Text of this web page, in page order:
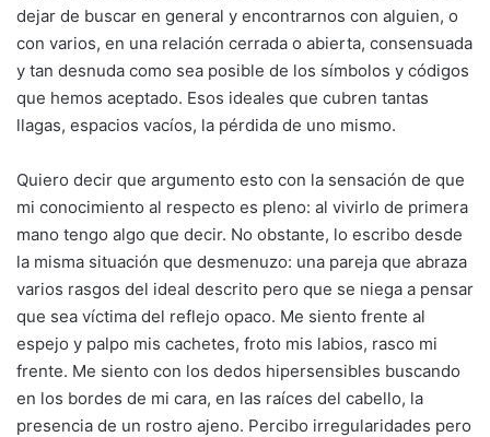
dejar de buscar en general y encontrarnos con alguien, o
con varios, en una relación cerrada o abierta, consensuada
y tan desnuda como sea posible de los símbolos y códigos
que hemos aceptado. Esos ideales que cubren tantas
llagas, espacios vacíos, la pérdida de uno mismo.
Quiero decir que argumento esto con la sensación de que
mi conocimiento al respecto es pleno: al vivirlo de primera
mano tengo algo que decir. No obstante, lo escribo desde
la misma situación que desmenuzo: una pareja que abraza
varios rasgos del ideal descrito pero que se niega a pensar
que sea víctima del reflejo opaco. Me siento frente al
espejo y palpo mis cachetes, froto mis labios, rasco mi
frente. Me siento con los dedos hipersensibles buscando
en los bordes de mi cara, en las raíces del cabello, la
presencia de un rostro ajeno. Percibo irregularidades pero